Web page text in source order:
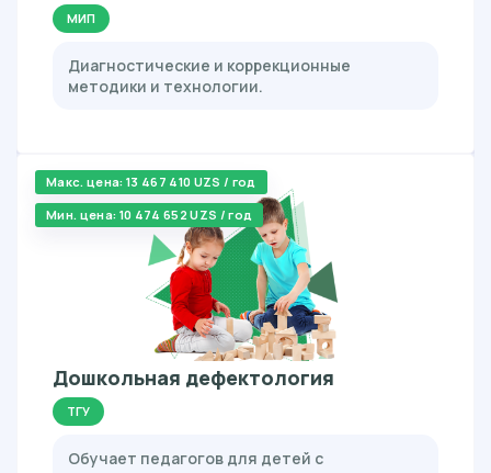
МИП
Диагностические и коррекционные
методики и технологии.
Макс. цена: 13 467 410 UZS / год
Мин. цена: 10 474 652 UZS / год
Дошкольная дефектология
ТГУ
Обучает педагогов для детей с